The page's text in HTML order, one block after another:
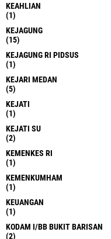
KEAHLIAN
(1)
KEJAGUNG
(15)
KEJAGUNG RI PIDSUS
(1)
KEJARI MEDAN
(5)
KEJATI
(1)
KEJATI SU
(2)
KEMENKES RI
(1)
KEMENKUMHAM
(1)
KEUANGAN
(1)
KODAM I/BB BUKIT BARISAN
(2)